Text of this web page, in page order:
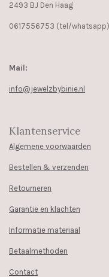
2493 BJ Den Haag
0617556753 (tel/whatsapp)
Mail:
info@jewelzbybinie.nl
Klantenservice
Algemene voorwaarden
Bestellen & verzenden
Retourneren
Garantie en klachten
Informatie materiaal
Betaalmethoden
Contact